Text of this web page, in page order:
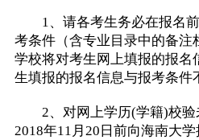
1、请各考生务必在报名前
考条件（含专业目录中的备注
学校将对考生网上填报的报名
生填报的报名信息与报考条件
2、对网上学历(学籍)校验
2018年11月20日前向海南大